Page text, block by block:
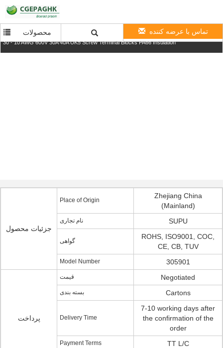
محصولات تماس با عرضه کننده
30 - 10 AWG 600V 30A 40A UK5 Screw Terminal Blocks PA66 Insulation
جزئیات محصول
Place of Origin
Zhejiang China
(Mainland)
نام تجاری SUPU
گواهی
ROHS, ISO9001, COC,
CE, CB, TUV
Model Number 305901
پرداخت
قیمت Negotiated
بسته بندی Cartons
Delivery Time
7-10 working days after
the confirmation of the
order
Payment Terms TT L/C